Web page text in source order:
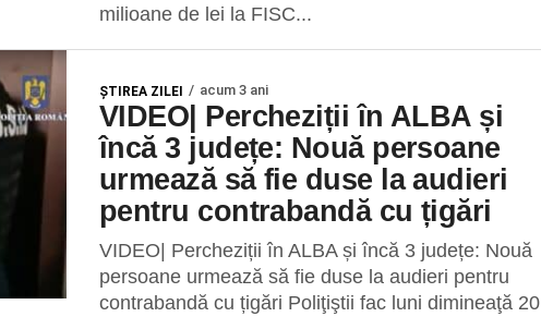
milioane de lei la FISC...
ŞTIREA ZILEI acum 3 ani
VIDEO| Percheziții în ALBA și
încă 3 județe: Nouă persoane
urmează să fie duse la audieri
pentru contrabandă cu țigări
VIDEO| Percheziții în ALBA și încă 3 județe: Nouă
persoane urmează să fie duse la audieri pentru
contrabandă cu țigări Poliţiştii fac luni dimineaţă 20